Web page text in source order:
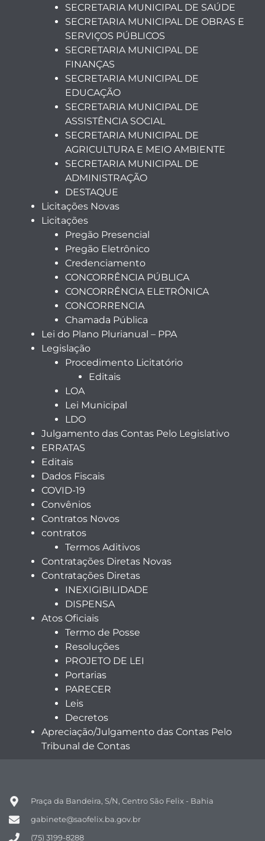
SECRETARIA MUNICIPAL DE SAÚDE
SECRETARIA MUNICIPAL DE OBRAS E
SERVIÇOS PÚBLICOS
SECRETARIA MUNICIPAL DE
FINANÇAS
SECRETARIA MUNICIPAL DE
EDUCAÇÃO
SECRETARIA MUNICIPAL DE
ASSISTÊNCIA SOCIAL
SECRETARIA MUNICIPAL DE
AGRICULTURA E MEIO AMBIENTE
SECRETARIA MUNICIPAL DE
ADMINISTRAÇÃO
DESTAQUE
Licitações Novas
Licitações
Pregão Presencial
Pregão Eletrônico
Credenciamento
CONCORRÊNCIA PÚBLICA
CONCORRÊNCIA ELETRÔNICA
CONCORRENCIA
Chamada Pública
Lei do Plano Plurianual – PPA
Legislação
Procedimento Licitatório
Editais
LOA
Lei Municipal
LDO
Julgamento das Contas Pelo Legislativo
ERRATAS
Editais
Dados Fiscais
COVID-19
Convênios
Contratos Novos
contratos
Termos Aditivos
Contratações Diretas Novas
Contratações Diretas
INEXIGIBILIDADE
DISPENSA
Atos Oficiais
Termo de Posse
Resoluções
PROJETO DE LEI
Portarias
PARECER
Leis
Decretos
Apreciação/Julgamento das Contas Pelo
Tribunal de Contas
Praça da Bandeira, S/N, Centro São Felix - Bahia
gabinete@saofelix.ba.gov.br
(75) 3199-8288